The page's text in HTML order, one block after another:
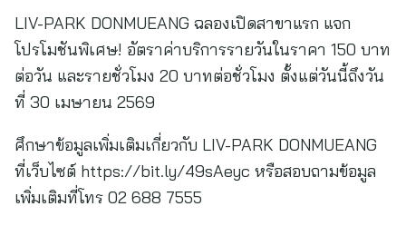
LIV-PARK DONMUEANG ฉลองเปิดสาขาแรก แจก
โปรโมชันพิเศษ! อัตราค่าบริการรายวันในราคา 150 บาท
ต่อวัน และรายชั่วโมง 20 บาทต่อชั่วโมง ตั้งแต่วันนี้ถึงวัน
ที่ 30 เมษายน 2569
ศึกษาข้อมูลเพิ่มเติมเกี่ยวกับ LIV-PARK DONMUEANG
ที่เว็บไซต์ https://bit.ly/49sAeyc หรือสอบถามข้อมูล
เพิ่มเติมที่โทร 02 688 7555